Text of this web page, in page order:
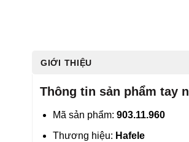
GIỚI THIỆU
Thông tin sản phẩm tay
Mã sản phẩm: 903.11.960
Thương hiệu: Hafele